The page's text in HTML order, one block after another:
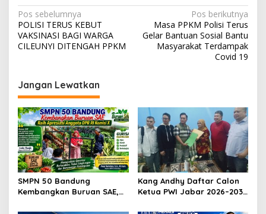
N
a
v
g
a
s
i
p
o
s
Pos sebelumnya
POLISI TERUS KEBUT
VAKSINASI BAGI WARGA
CILEUNYI DITENGAH PPKM
Pos berikutnya
Masa PPKM Polisi Terus
Gelar Bantuan Sosial Bantu
Masyarakat Terdampak
Covid 19
Jangan Lewatkan
SMPN 50 Bandung
Kembangkan Buruan SAE,
Kang Andhy Daftar Calon
Ketua PWI Jabar 2026–2031,